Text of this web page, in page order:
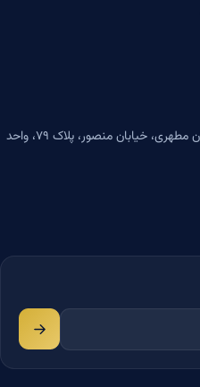
تهران، خیابان ولیعصر، ابتدای خیابان مطهری، خیابان منصور، پلاک ۷۹، واحد